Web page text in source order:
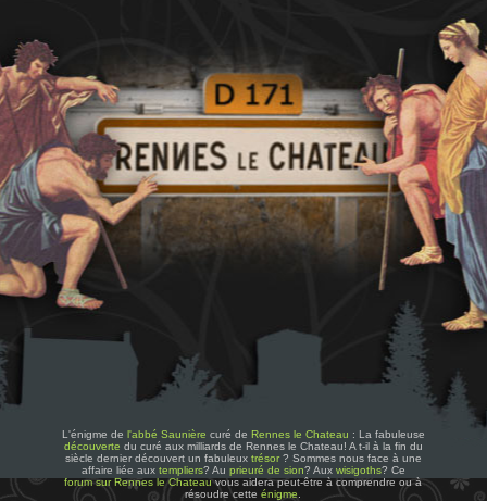
L'énigme de l'abbé Saunière curé de Rennes le Chateau : La fabuleuse
découverte du curé aux milliards de Rennes le Chateau! A t-il à la fin du
siècle dernier découvert un fabuleux trésor? Sommes nous face à une
affaire liée aux templiers? Au prieuré de sion? Aux wisigoths? Ce
forum sur Rennes le Chateauvous aidera peut-être à comprendre ou à
résoudre cetteénigme